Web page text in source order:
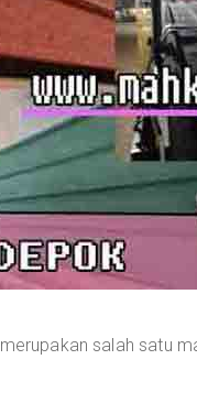
merupakan salah satu